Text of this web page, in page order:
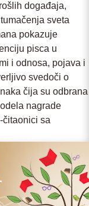
događaja,
sveta
pokazuje
pisca u
i odnosa, pojava i
svedoči o
čija su odbrana
nagrade
čitaonici sa